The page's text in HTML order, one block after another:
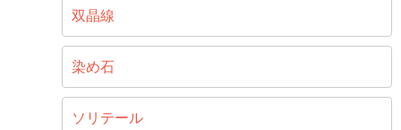
双晶線
染め石
ソリテール